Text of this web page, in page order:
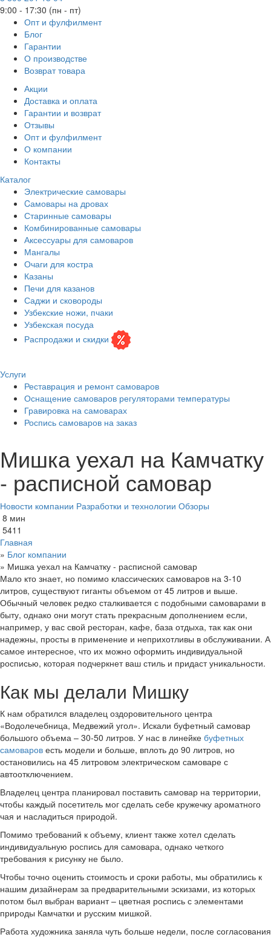
9:00 - 17:30 (пн - пт)
Опт и фулфилмент
Блог
Гарантии
О производстве
Возврат товара
Акции
Доставка и оплата
Гарантии и возврат
Отзывы
Опт и фулфилмент
О компании
Контакты
Каталог
Электрические самовары
Cамовары на дровах
Старинные самовары
Комбинированные самовары
Аксессуары для самоваров
Мангалы
Очаги для костра
Казаны
Печи для казанов
Саджи и сковороды
Узбекские ножи, пчаки
Узбекская посуда
Распродажи и скидки
Услуги
Реставрация и ремонт самоваров
Оснащение самоваров регуляторами температуры
Гравировка на самоварах
Роспись самоваров на заказ
Мишка уехал на Камчатку
- расписной самовар
Новости компании Разработки и технологии Обзоры
8 мин
5411
Главная
» Блог компании
» Мишка уехал на Камчатку - расписной самовар
Мало кто знает, но помимо классических самоваров на 3-10
литров, существуют гиганты объемом от 45 литров и выше.
Обычный человек редко сталкивается с подобными самоварами в
быту, однако они могут стать прекрасным дополнением если,
например, у вас свой ресторан, кафе, база отдыха, так как они
надежны, просты в применение и неприхотливы в обслуживании. А
самое интересное, что их можно оформить индивидуальной
росписью, которая подчеркнет ваш стиль и придаст уникальности.
Как мы делали Мишку
К нам обратился владелец оздоровительного центра
«Водолечебница, Медвежий угол». Искали буфетный самовар
большого объема – 30-50 литров. У нас в линейке буфетных
самоваров есть модели и больше, вплоть до 90 литров, но
остановились на 45 литровом электрическом самоваре с
автоотключением.
Владелец центра планировал поставить самовар на территории,
чтобы каждый посетитель мог сделать себе кружечку ароматного
чая и насладиться природой.
Помимо требований к объему, клиент также хотел сделать
индивидуальную роспись для самовара, однако четкого
требования к рисунку не было.
Чтобы точно оценить стоимость и сроки работы, мы обратились к
нашим дизайнерам за предварительными эскизами, из которых
потом был выбран вариант – цветная роспись с элементами
природы Камчатки и русским мишкой.
Работа художника заняла чуть больше недели, после согласования